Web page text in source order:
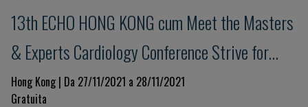
13th ECHO HONG KONG cum Meet the Masters
& Experts Cardiology Conference Strive for
Clinical Excellence in COVID Pandemic
Hong Kong | Da 27/11/2021 a 28/11/2021
Gratuita